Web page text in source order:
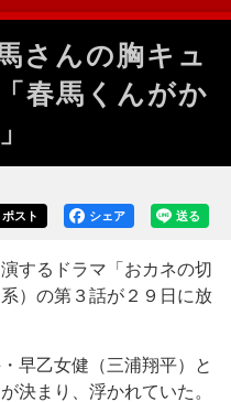
さんの胸キュ
春馬くんがか
送る
シェア
ポスト
するドラマ「おカネの切
）の第３話が２９日に放
早乙女健（三浦翔平）と
決まり、浮かれていた。